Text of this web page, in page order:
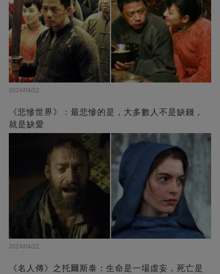
2024/04/22
《悲慘世界》：最悲慘的是，大多數人不是缺錢，
就是缺愛
2024/04/22
《名人傳》之托爾斯泰：生命是一場虛妄，死亡是